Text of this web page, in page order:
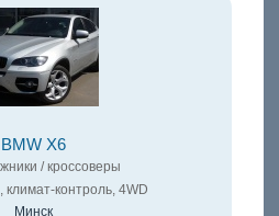
BMW X6
/ кроссоверы
контроль, 4WD
Минск